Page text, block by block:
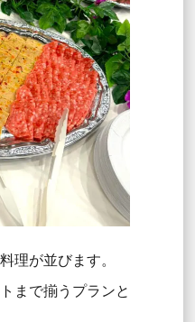
理が並びます。
まで揃うプランと